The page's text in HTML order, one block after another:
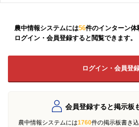
農中情報システムには56件のインターン体
ログイン・会員登録すると閲覧できます。
ログイン・会員登
会員登録すると掲示板
農中情報システムには1760件の掲示板書き